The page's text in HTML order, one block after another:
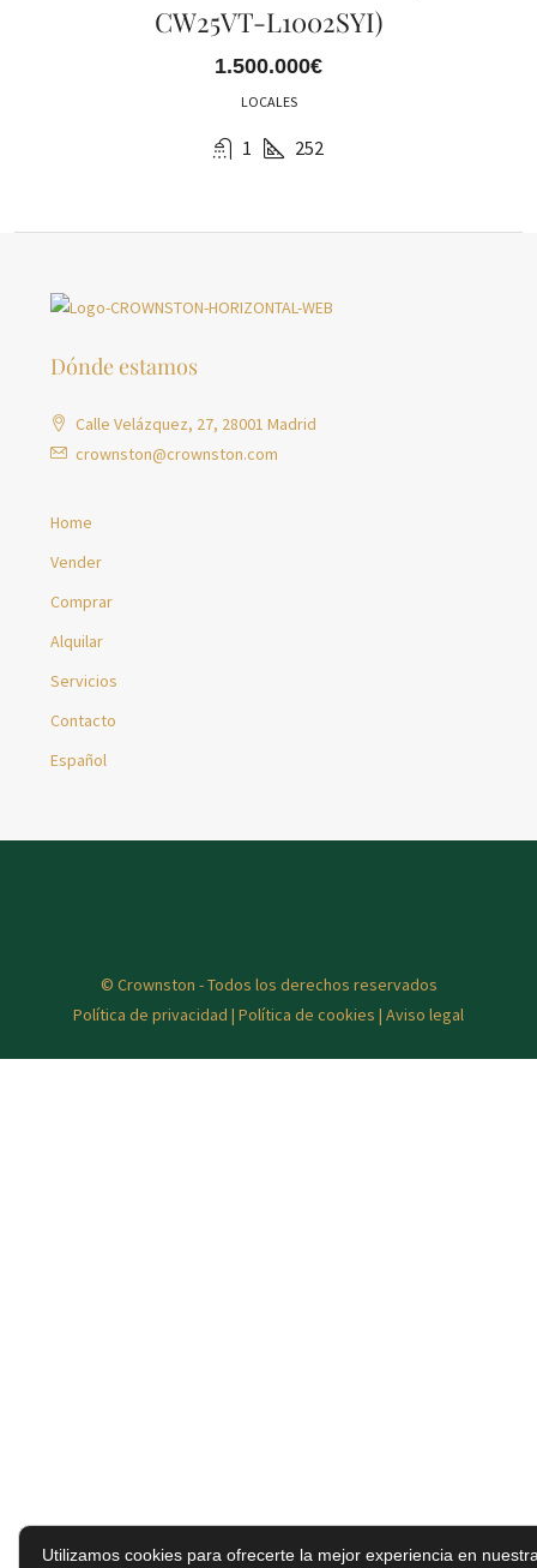
CW25VT-L1002SYI)
1.500.000€
LOCALES
1 252
Dónde estamos
Calle Velázquez, 27, 28001 Madrid
crownston@crownston.com
Home
Vender
Comprar
Alquilar
Servicios
Contacto
Español
© Crownston - Todos los derechos reservados
Política de privacidad | Política de cookies | Aviso legal
Utilizamos cookies para ofrecerte la mejor experiencia en